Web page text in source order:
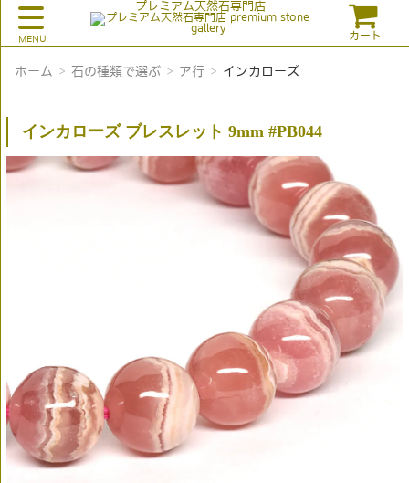
プレミアム天然石専門店
カート
ホーム 石の種類で選ぶ ア行 インカローズ
インカローズ ブレスレット 9mm #PB044